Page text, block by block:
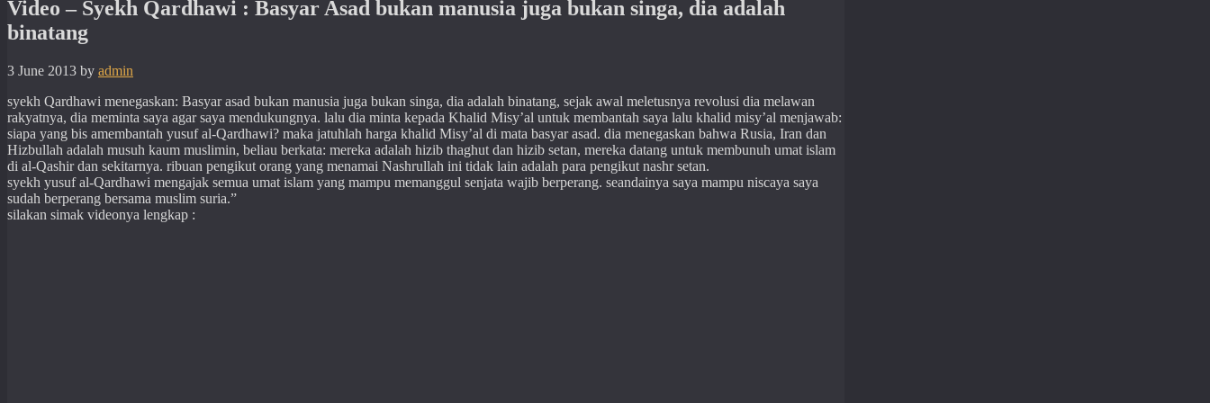
Video – Syekh Qardhawi : Basyar Asad bukan manusia juga bukan singa, dia adalah
binatang
3 June 2013 by admin
syekh Qardhawi menegaskan: Basyar asad bukan manusia juga bukan singa, dia adalah binatang, sejak awal meletusnya revolusi dia melawan
rakyatnya, dia meminta saya agar saya mendukungnya. lalu dia minta kepada Khalid Misy’al untuk membantah saya lalu khalid misy’al menjawab:
siapa yang bis amembantah yusuf al-Qardhawi? maka jatuhlah harga khalid Misy’al di mata basyar asad. dia menegaskan bahwa Rusia, Iran dan
Hizbullah adalah musuh kaum muslimin, beliau berkata: mereka adalah hizib thaghut dan hizib setan, mereka datang untuk membunuh umat islam
di al-Qashir dan sekitarnya. ribuan pengikut orang yang menamai Nashrullah ini tidak lain adalah para pengikut nashr setan.
syekh yusuf al-Qardhawi mengajak semua umat islam yang mampu memanggul senjata wajib berperang. seandainya saya mampu niscaya saya
sudah berperang bersama muslim suria.”
silakan simak videonya lengkap :